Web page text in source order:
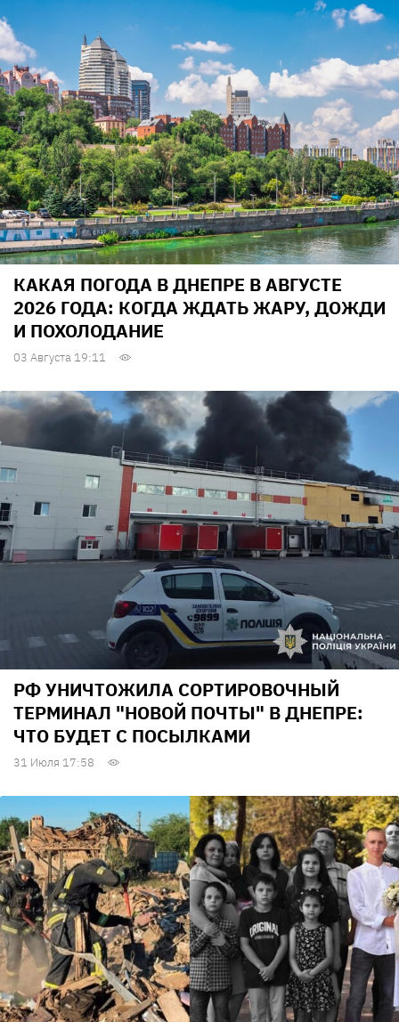
КАКАЯ ПОГОДА В ДНЕПРЕ В АВГУСТЕ
2026 ГОДА: КОГДА ЖДАТЬ ЖАРУ, ДОЖДИ
И ПОХОЛОДАНИЕ
03 Августа 19:11
РФ УНИЧТОЖИЛА СОРТИРОВОЧНЫЙ
ТЕРМИНАЛ "НОВОЙ ПОЧТЫ" В ДНЕПРЕ:
ЧТО БУДЕТ С ПОСЫЛКАМИ
31 Июля 17:58